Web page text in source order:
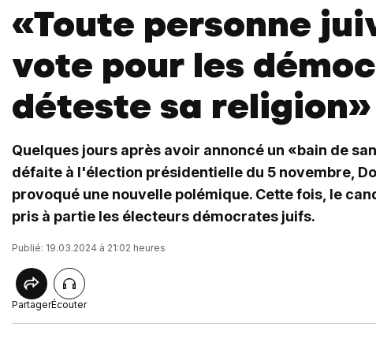
«Toute personne
vote pour les
déteste sa religion»
Quelques jours après avoir annoncé un «bain de
défaite à l'élection présidentielle du 5 novembre,
provoqué une nouvelle polémique. Cette fois, le
pris à partie les électeurs démocrates juifs.
Publié: 19.03.2024 à 21:02 heures
PartagerÉcouter